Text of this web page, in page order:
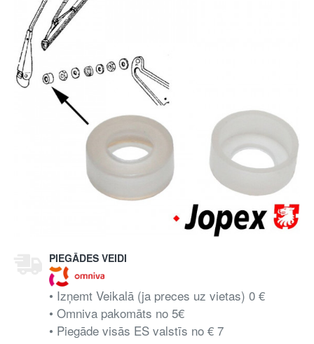
PIEGĀDES VEIDI
• Izņemt Veikalā (ja preces uz vietas) 0 €
• Omniva pakomāts no 5€
• Piegāde visās ES valstīs no € 7